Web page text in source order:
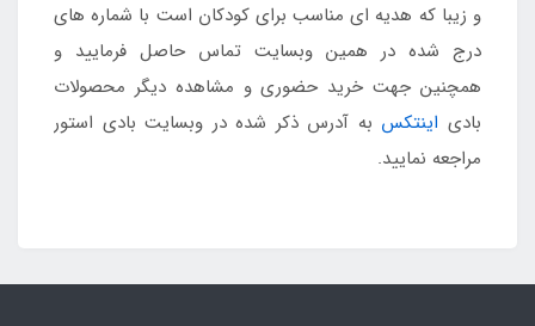
و زیبا که هدیه ای مناسب برای کودکان است با شماره های
درج شده در همین وبسایت تماس حاصل فرمایید و
همچنین جهت خرید حضوری و مشاهده دیگر محصولات
بادی اینتکس به آدرس ذکر شده در وبسایت بادی استور
مراجعه نمایید.